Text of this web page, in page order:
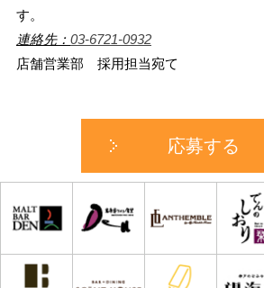
す。
連絡先： 03-6721-0932
店舗営業部 採用担当宛て
応募する